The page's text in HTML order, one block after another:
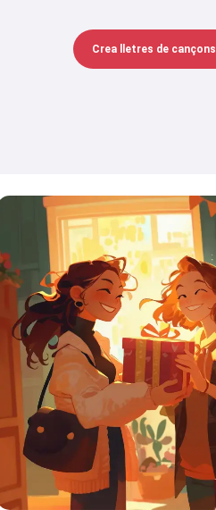
Crea lletres de cançons